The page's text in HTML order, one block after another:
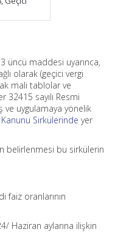
üncü maddesi uyarınca,
olarak (geçici vergi
mali tablolar ve
sayılı Resmi
ve uygulamaya yönelik
Sirkülerinde yer
belirlenmesi bu sirkülerin
faiz oranlarının
Haziran aylarına ilişkin